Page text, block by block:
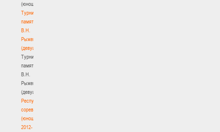
(юноши)
Турнир
памяти
В.Н.
Рыженкова
(девушки)
Турнир
памяти
В.Н.
Рыженкова
(девушки)
Республиканские
соревнования
(юноши)
2012-